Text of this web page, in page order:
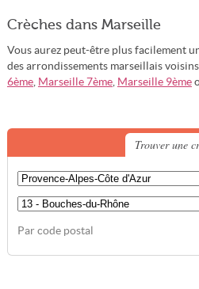
Crèches dans Marseille
Vous aurez peut-être plus facilement
des arrondissements marseillais
6ème, Marseille 7ème, Marseille 9ème
Trouver une
Par code postal